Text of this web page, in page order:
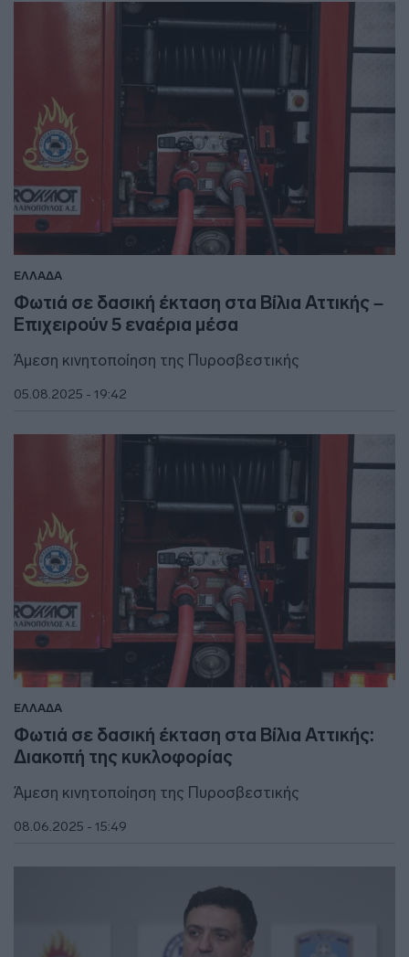
ΕΛΛΑΔΑ
Φωτιά σε δασική έκταση στα Βίλια Αττικής –
Επιχειρούν 5 εναέρια μέσα
Άμεση κινητοποίηση της Πυροσβεστικής
05.08.2025 - 19:42
ΕΛΛΑΔΑ
Φωτιά σε δασική έκταση στα Βίλια Αττικής:
Διακοπή της κυκλοφορίας
Άμεση κινητοποίηση της Πυροσβεστικής
08.06.2025 - 15:49